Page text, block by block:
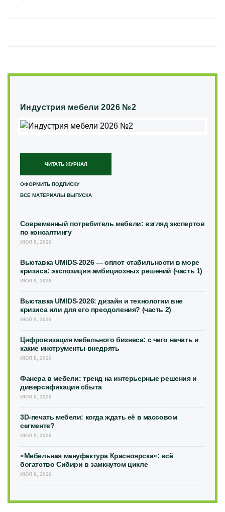
Индустрия мебели 2026 №2
ЧИТАТЬ ЖУРНАЛ
ОФОРМИТЬ ПОДПИСКУ
ВСЕ МАТЕРИАЛЫ ВЫПУСКА
Современный потребитель мебели: взгляд экспертов
по консалтингу
ИЮЛ 8, 2026
Выставка UMIDS-2026 — оплот стабильности в море
кризиса: экспозиция амбициозных решений (часть 1)
ИЮЛ 8, 2026
Выставка UMIDS-2026: дизайн и технологии вне
кризиса или для его преодоления? (часть 2)
ИЮЛ 8, 2026
Цифровизация мебельного бизнеса: с чего начать и
какие инструменты внедрять
ИЮЛ 8, 2026
Фанера в мебели: тренд на интерьерные решения и
диверсификация сбыта
ИЮЛ 8, 2026
3D-печать мебели: когда ждать её в массовом
сегменте?
ИЮЛ 8, 2026
«Мебельная мануфактура Красноярска»: всё
богатство Сибири в замкнутом цикле
ИЮЛ 8, 2026